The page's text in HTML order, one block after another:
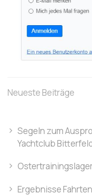
Neueste Beiträge
Segeln zum
Yachtclub
Ergebnisse